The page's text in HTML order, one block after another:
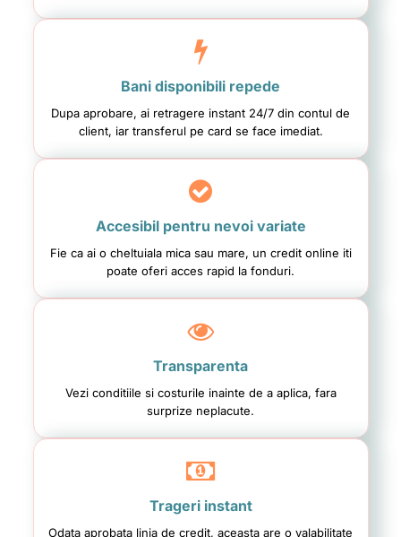
Bani disponibili repede
Dupa aprobare, ai retragere instant 24/7 din contul de
client, iar transferul pe card se face imediat.
Accesibil pentru nevoi variate
Fie ca ai o cheltuiala mica sau mare, un credit online iti
poate oferi acces rapid la fonduri.
Transparenta
Vezi conditiile si costurile inainte de a aplica, fara
surprize neplacute.
Trageri instant
Odata aprobata linia de credit, aceasta are o valabilitate